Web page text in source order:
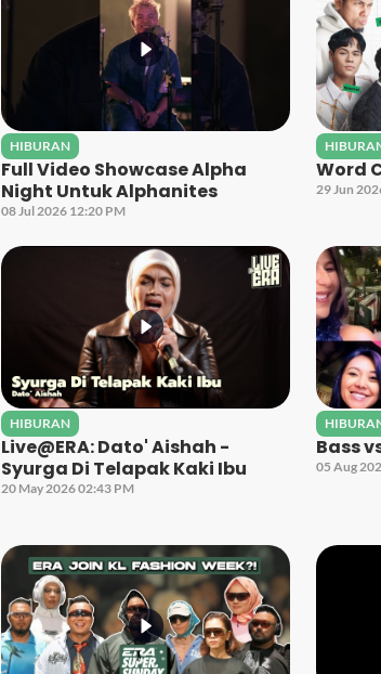
HIBURAN
Full Video Showcase Alpha
Night Untuk Alphanites
08 Jul 2026 12:20 PM
Word
29 Jun
HIBURAN
Live@ERA: Dato' Aishah -
Syurga Di Telapak Kaki Ibu
20 May 2026 02:43 PM
Bass
05 Aug